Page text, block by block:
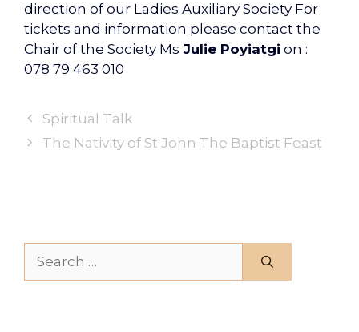
direction of our Ladies Auxiliary Society For
tickets and information please contact the
Chair of the Society Ms Julie Poyiatgi on :
078 79 463 010
Spiritual Talk
The Nativity of St John The Baptist Feast
Search for: